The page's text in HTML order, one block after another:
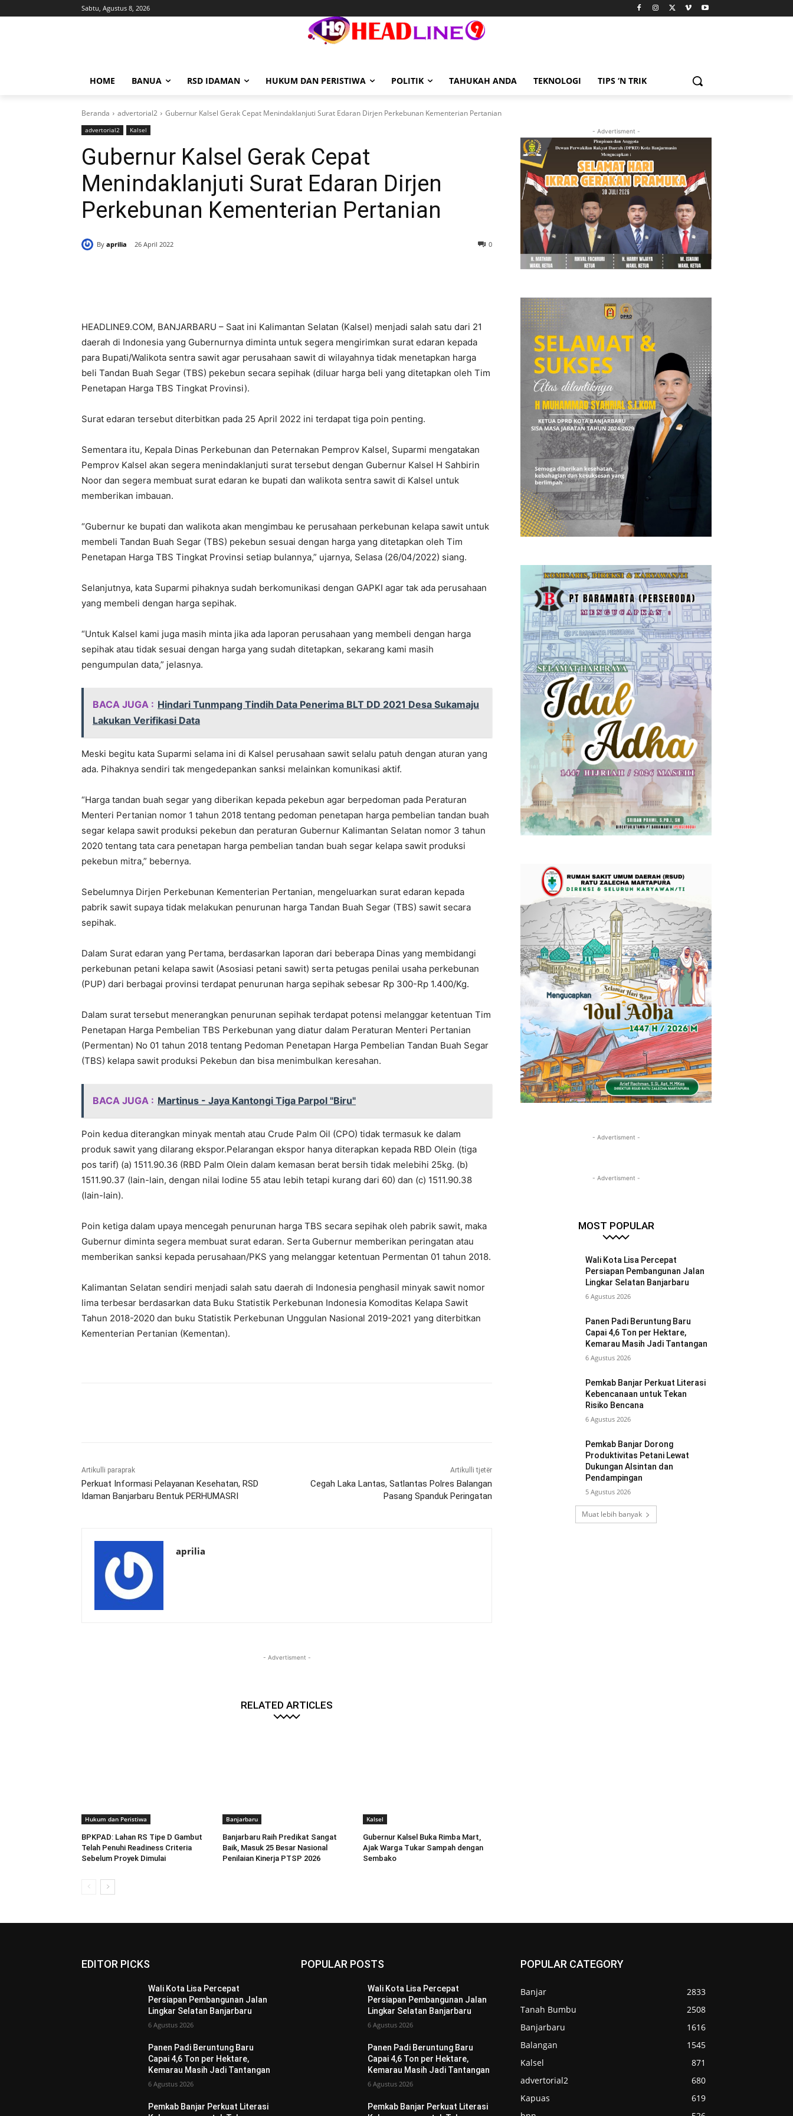
Sabtu, Agustus 8, 2026
HOME BANUA RSD IDAMAN HUKUM DAN PERISTIWA POLITIK TAHUKAH ANDA TEKNOLOGI TIPS ‘N TRIK
Beranda advertorial2 Gubernur Kalsel Gerak Cepat Menindaklanjuti Surat Edaran Dirjen Perkebunan Kementerian Pertanian
advertorial2 Kalsel
Gubernur Kalsel Gerak Cepat
Menindaklanjuti Surat Edaran Dirjen
Perkebunan Kementerian Pertanian
By aprilia 26 April 2022 0
HEADLINE9.COM, BANJARBARU – Saat ini Kalimantan Selatan (Kalsel) menjadi salah satu dari 21
daerah di Indonesia yang Gubernurnya diminta untuk segera mengirimkan surat edaran kepada
para Bupati/Walikota sentra sawit agar perusahaan sawit di wilayahnya tidak menetapkan harga
beli Tandan Buah Segar (TBS) pekebun secara sepihak (diluar harga beli yang ditetapkan oleh Tim
Penetapan Harga TBS Tingkat Provinsi).
Surat edaran tersebut diterbitkan pada 25 April 2022 ini terdapat tiga poin penting.
Sementara itu, Kepala Dinas Perkebunan dan Peternakan Pemprov Kalsel, Suparmi mengatakan
Pemprov Kalsel akan segera menindaklanjuti surat tersebut dengan Gubernur Kalsel H Sahbirin
Noor dan segera membuat surat edaran ke bupati dan walikota sentra sawit di Kalsel untuk
memberikan imbauan.
“Gubernur ke bupati dan walikota akan mengimbau ke perusahaan perkebunan kelapa sawit untuk
membeli Tandan Buah Segar (TBS) pekebun sesuai dengan harga yang ditetapkan oleh Tim
Penetapan Harga TBS Tingkat Provinsi setiap bulannya,” ujarnya, Selasa (26/04/2022) siang.
Selanjutnya, kata Suparmi pihaknya sudah berkomunikasi dengan GAPKI agar tak ada perusahaan
yang membeli dengan harga sepihak.
“Untuk Kalsel kami juga masih minta jika ada laporan perusahaan yang membeli dengan harga
sepihak atau tidak sesuai dengan harga yang sudah ditetapkan, sekarang kami masih
pengumpulan data,” jelasnya.
BACA JUGA : Hindari Tunmpang Tindih Data Penerima BLT DD 2021 Desa Sukamaju
Lakukan Verifikasi Data
Meski begitu kata Suparmi selama ini di Kalsel perusahaan sawit selalu patuh dengan aturan yang
ada. Pihaknya sendiri tak mengedepankan sanksi melainkan komunikasi aktif.
“Harga tandan buah segar yang diberikan kepada pekebun agar berpedoman pada Peraturan
Menteri Pertanian nomor 1 tahun 2018 tentang pedoman penetapan harga pembelian tandan buah
segar kelapa sawit produksi pekebun dan peraturan Gubernur Kalimantan Selatan nomor 3 tahun
2020 tentang tata cara penetapan harga pembelian tandan buah segar kelapa sawit produksi
pekebun mitra,” bebernya.
Sebelumnya Dirjen Perkebunan Kementerian Pertanian, mengeluarkan surat edaran kepada
pabrik sawit supaya tidak melakukan penurunan harga Tandan Buah Segar (TBS) sawit secara
sepihak.
Dalam Surat edaran yang Pertama, berdasarkan laporan dari beberapa Dinas yang membidangi
perkebunan petani kelapa sawit (Asosiasi petani sawit) serta petugas penilai usaha perkebunan
(PUP) dari berbagai provinsi terdapat penurunan harga sepihak sebesar Rp 300-Rp 1.400/Kg.
Dalam surat tersebut menerangkan penurunan sepihak terdapat potensi melanggar ketentuan Tim
Penetapan Harga Pembelian TBS Perkebunan yang diatur dalam Peraturan Menteri Pertanian
(Permentan) No 01 tahun 2018 tentang Pedoman Penetapan Harga Pembelian Tandan Buah Segar
(TBS) kelapa sawit produksi Pekebun dan bisa menimbulkan keresahan.
BACA JUGA : Martinus - Jaya Kantongi Tiga Parpol "Biru"
Poin kedua diterangkan minyak mentah atau Crude Palm Oil (CPO) tidak termasuk ke dalam
produk sawit yang dilarang ekspor.Pelarangan ekspor hanya diterapkan kepada RBD Olein (tiga
pos tarif) (a) 1511.90.36 (RBD Palm Olein dalam kemasan berat bersih tidak melebihi 25kg. (b)
1511.90.37 (lain-lain, dengan nilai lodine 55 atau lebih tetapi kurang dari 60) dan (c) 1511.90.38
(lain-lain).
Poin ketiga dalam upaya mencegah penurunan harga TBS secara sepihak oleh pabrik sawit, maka
Gubernur diminta segera membuat surat edaran. Serta Gubernur memberikan peringatan atau
memberikan sanksi kepada perusahaan/PKS yang melanggar ketentuan Permentan 01 tahun 2018.
Kalimantan Selatan sendiri menjadi salah satu daerah di Indonesia penghasil minyak sawit nomor
lima terbesar berdasarkan data Buku Statistik Perkebunan Indonesia Komoditas Kelapa Sawit
Tahun 2018-2020 dan buku Statistik Perkebunan Unggulan Nasional 2019-2021 yang diterbitkan
Kementerian Pertanian (Kementan).
Artikulli paraprak
Perkuat Informasi Pelayanan Kesehatan, RSD
Idaman Banjarbaru Bentuk PERHUMASRI
Artikulli tjetër
Cegah Laka Lantas, Satlantas Polres Balangan
Pasang Spanduk Peringatan
aprilia
- Advertisment -
RELATED ARTICLES
Hukum dan Peristiwa
BPKPAD: Lahan RS Tipe D Gambut
Telah Penuhi Readiness Criteria
Sebelum Proyek Dimulai
Banjarbaru
Banjarbaru Raih Predikat Sangat
Baik, Masuk 25 Besar Nasional
Penilaian Kinerja PTSP 2026
Kalsel
Gubernur Kalsel Buka Rimba Mart,
Ajak Warga Tukar Sampah dengan
Sembako
- Advertisment -
- Advertisment -
- Advertisment -
MOST POPULAR
Wali Kota Lisa Percepat
Persiapan Pembangunan Jalan
Lingkar Selatan Banjarbaru
6 Agustus 2026
Panen Padi Beruntung Baru
Capai 4,6 Ton per Hektare,
Kemarau Masih Jadi Tantangan
6 Agustus 2026
Pemkab Banjar Perkuat Literasi
Kebencanaan untuk Tekan
Risiko Bencana
6 Agustus 2026
Pemkab Banjar Dorong
Produktivitas Petani Lewat
Dukungan Alsintan dan
Pendampingan
5 Agustus 2026
Muat lebih banyak
EDITOR PICKS
Wali Kota Lisa Percepat
Persiapan Pembangunan Jalan
Lingkar Selatan Banjarbaru
6 Agustus 2026
Panen Padi Beruntung Baru
Capai 4,6 Ton per Hektare,
Kemarau Masih Jadi Tantangan
6 Agustus 2026
Pemkab Banjar Perkuat Literasi
POPULAR POSTS
Wali Kota Lisa Percepat
Persiapan Pembangunan Jalan
Lingkar Selatan Banjarbaru
6 Agustus 2026
Panen Padi Beruntung Baru
Capai 4,6 Ton per Hektare,
Kemarau Masih Jadi Tantangan
6 Agustus 2026
Pemkab Banjar Perkuat Literasi
POPULAR CATEGORY
Banjar
2833
Tanah Bumbu
2508
Banjarbaru
1616
Balangan
1545
Kalsel
871
advertorial2
680
Kapuas
619